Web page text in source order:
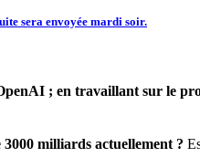
sera envoyée mardi soir.
; en travaillant sur le
milliards actuellement ?